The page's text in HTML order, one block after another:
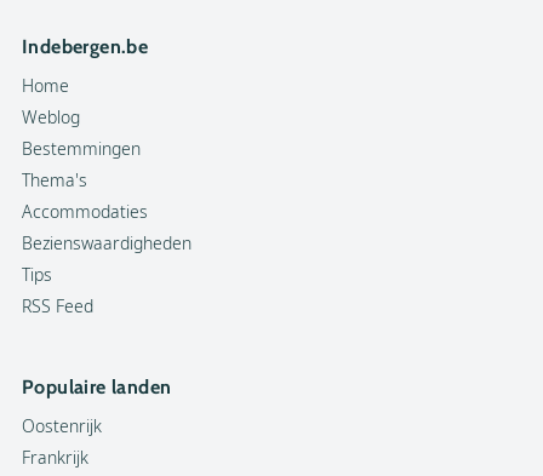
Indebergen.be
Home
Weblog
Bestemmingen
Thema's
Accommodaties
Bezienswaardigheden
Tips
RSS Feed
Populaire landen
Oostenrijk
Frankrijk